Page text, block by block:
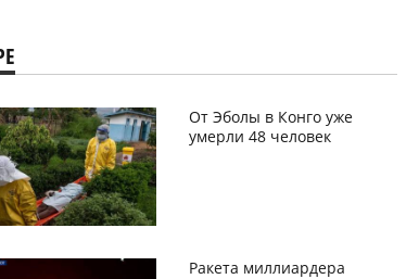
От Эболы в Конго уже
умерли 48 человек
Ракета миллиардера